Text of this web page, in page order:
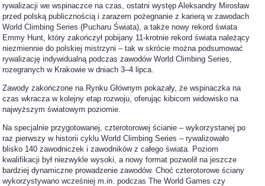
rywalizacji we wspinaczce na czas, ostatni występ Aleksandry Mirosław
przed polską publicznością i zarazem pożegnanie z karierą w zawodach
World Climbing Series (Pucharu Świata), a także nowy rekord świata
Emmy Hunt, który zakończył pobijany 11-krotnie rekord świata należący
niezmiennie do polskiej mistrzyni – tak w skrócie można podsumować
rywalizację indywidualną podczas zawodów World Climbing Series,
rozegranych w Krakowie w dniach 3–4 lipca.
Zawody zakończone na Rynku Głównym pokazały, że wspinaczka na
czas wkracza w kolejny etap rozwoju, oferując kibicom widowisko na
najwyższym światowym poziomie.
Na specjalnie przygotowanej, czterotorowej ścianie – wykorzystanej po
raz pierwszy w historii cyklu World Climbing Series – rywalizowało
blisko 140 zawodniczek i zawodników z całego świata. Poziom
kwalifikacji był niezwykle wysoki, a nowy format pozwolił na jeszcze
bardziej dynamiczne prowadzenie zawodów. Choć czterotorowe ściany
wykorzystywano wcześniej m.in. podczas The World Games czy